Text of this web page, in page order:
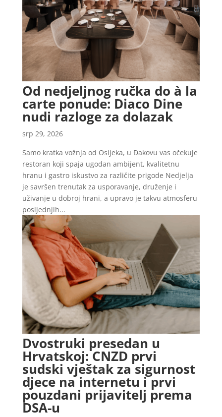
Od nedjeljnog ručka do à la
carte ponude: Diaco Dine
nudi razloge za dolazak
srp 29, 2026
Samo kratka vožnja od Osijeka, u Đakovu vas očekuje
restoran koji spaja ugodan ambijent, kvalitetnu
hranu i gastro iskustvo za različite prigode Nedjelja
je savršen trenutak za usporavanje, druženje i
uživanje u dobroj hrani, a upravo je takvu atmosferu
posljednjih...
Dvostruki presedan u
Hrvatskoj: CNZD prvi
sudski vještak za sigurnost
djece na internetu i prvi
pouzdani prijavitelj prema
DSA-u